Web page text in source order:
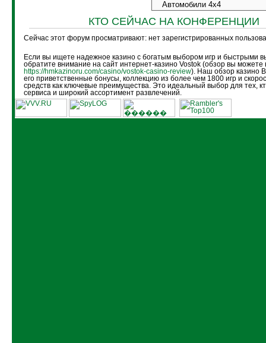
КТО СЕЙЧАС НА КОНФЕРЕНЦИИ
Сейчас этот форум просматривают: нет зарегистрированных
Если вы ищете надежное казино с богатым выбором игр и быстрыми
обратите внимание на сайт интернет-казино Vostok (обзор вы можете
https://hmkazinoru.com/casino/vostok-casino-review). Наш обзор казино
его приветственные бонусы, коллекцию из более чем 1800 игр и
средств как ключевые преимущества. Это идеальный выбор для тех,
сервиса и широкий ассортимент развлечений.